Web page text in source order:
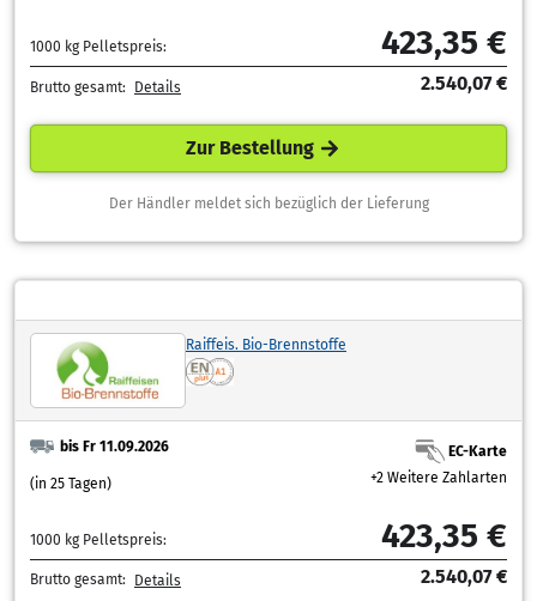
1000 kg Pelletspreis: 423,35 €
Brutto gesamt: Details 2.540,07 €
Zur Bestellung
Der Händler meldet sich bezüglich der Lieferung
Raiffeis. Bio-Brennstoffe
bis Fr 11.09.2026
(in 25 Tagen)
EC-Karte
+2 Weitere Zahlarten
1000 kg Pelletspreis: 423,35 €
Brutto gesamt: Details 2.540,07 €